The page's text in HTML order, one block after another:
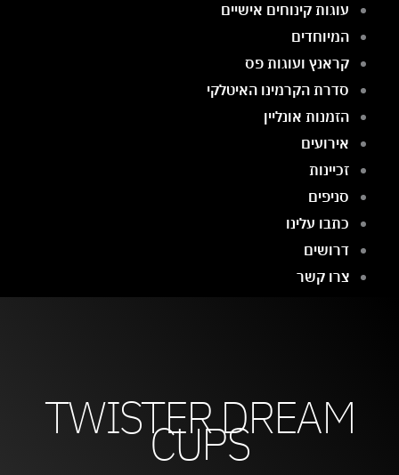
עוגות קינוחים אישיים
המיוחדים
קראנץ ועוגות פס
סדרת הקרמינו האיטלקי
הזמנות אונליין
אירועים
זכיינות
סניפים
כתבו עלינו
דרושים
צרו קשר
TWISTER DREAM
CUPS